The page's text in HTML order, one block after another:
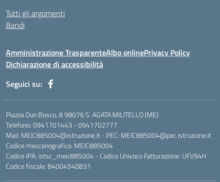
Tutti gli argomenti
Bandi
Amministrazione TrasparenteAlbo onlinePrivacy Policy
Dichiarazione di accessibilità
Seguici su:
Piazza Don Bosco, 8 98076 S. AGATA MILITELLO (ME)
Telefono: 0941701443 - 0941702777
Mail: MEIC885004@istruzione.it - PEC: MEIC885004@pec.istruzione.it
Codice meccanografico: MEIC885004
Codice IPA: istsc_meic885004 - Codice Univoco Fatturazione: UFV94H
Codice fiscale: 84004540831